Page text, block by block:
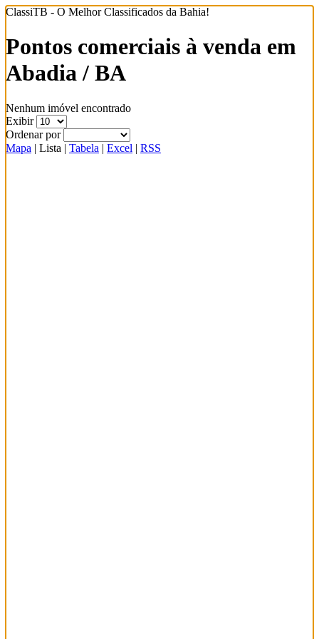
ClassiTB - O Melhor Classificados da Bahia!
Pontos comerciais à venda em
Abadia / BA
Nenhum imóvel encontrado
Exibir
Ordenar por
Mapa | Lista | Tabela | Excel | RSS